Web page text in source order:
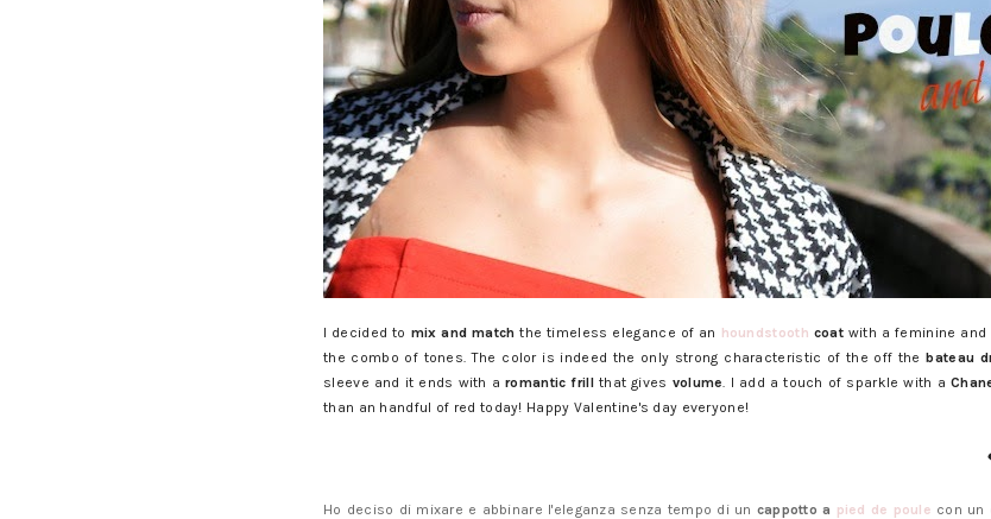
I decided to mix and match the timeless elegance of an houndstooth coatwith a feminine and
the combo of tones. The color is indeed the only strong characteristic of the off thebateau
sleeve and it ends with aromantic frillthat gives volume. I add a touch of sparkle with a
than an handful of red today! Happy Valentine's day everyone!
Ho deciso di mixare e abbinare l'eleganza senza tempo di un cappotto a pied de poule con un